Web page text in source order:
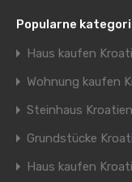
Popularne
Haus kaufen
Wohnung kaufen
Steinhaus Kroatien
Grundstücke
Haus kaufen